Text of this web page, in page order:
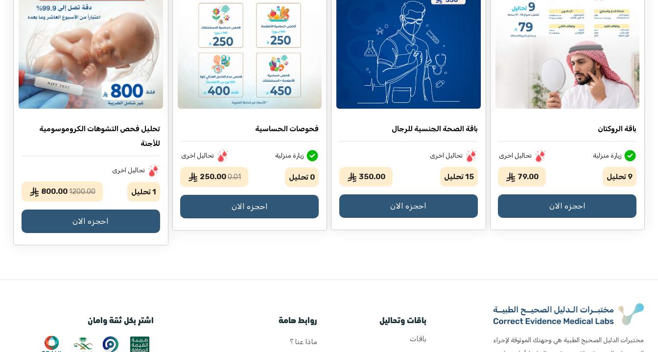
باقة الروكتان
زيارة منزلية تحاليل اخرى
9 تحليل 79.00
احجزه الان
باقة الصحة الجنسية للرجال
تحاليل اخرى
15تحليل 350.00
احجزه الان
فحوصات الحساسية
زيارة منزلية تحاليل اخرى
0 تحليل 0.01
250.00
احجزه الان
تحليل فحص التشوهات الكروموسومية
للأجنة
تحاليل اخرى
1تحليل 1200.00
800.00
احجزه الان
مختبرات الدليل الصحيح الطبية هي وجهتك الموثوقة لإجراء
باقات وتحاليل
باقات
روابط هامة
ماذا عنا ؟
اشترِ بكل ثقة وامان